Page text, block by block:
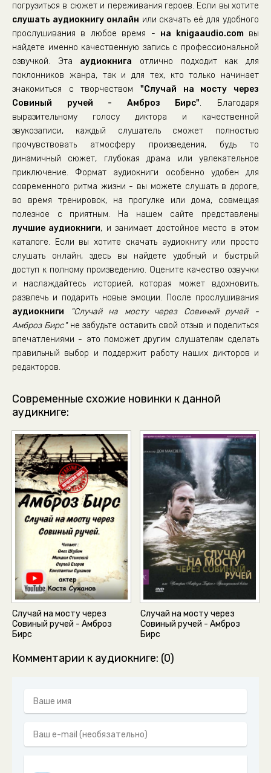
погрузиться в сюжет и переживания героев. Если вы хотите
слушать аудиокнигу онлайн или скачать её для удобного
прослушивания в любое время - на knigaaudio.comвы
найдете именно качественную запись с профессиональной
озвучкой. Эта аудиокнига отлично подходит как для
поклонников жанра, так и для тех, кто только начинает
знакомиться с творчеством "Случай на мосту через
Совиный ручей - Амброз Бирс". Благодаря
выразительному голосу диктора и качественной
звукозаписи, каждый слушатель сможет полностью
прочувствовать атмосферу произведения, будь то
динамичный сюжет, глубокая драма или увлекательное
приключение. Формат аудиокниги особенно удобен для
современного ритма жизни - вы можете слушать в дороге,
во время тренировок, на прогулке или дома, совмещая
полезное с приятным. На нашем сайте представлены
лучшие аудиокниги, и занимает достойное место в этом
каталоге. Если вы хотите скачать аудиокнигу или просто
слушать онлайн, здесь вы найдете удобный и быстрый
доступ к полному произведению. Оцените качество озвучки
и наслаждайтесь историей, которая может вдохновить,
развлечь и подарить новые эмоции. После прослушивания
аудиокниги
"Случай на мосту через Совиный ручей -
Амброз Бирс"не забудьте оставить свой отзыв и поделиться
впечатлениями - это поможет другим слушателям сделать
правильный выбор и поддержит работу наших дикторов и
редакторов.
Современные схожие новинки к данной
аудикниге:
Случай на мосту через
Совиный ручей - Амброз
Бирс
Случай на мосту через
Совиный ручей - Амброз
Бирс
Комментарии к аудиокниге: (0)